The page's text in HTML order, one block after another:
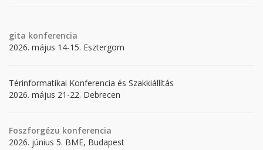
gita konferencia
2026. május 14-15. Esztergom
Térinformatikai Konferencia és Szakkiállítás
2026. május 21-22. Debrecen
Foszforgézu konferencia
2026. június 5. BME, Budapest